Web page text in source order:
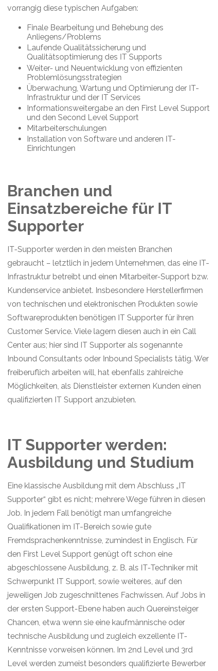
vorrangig diese typischen Aufgaben:
Finale Bearbeitung und Behebung des
Anliegens/Problems
Laufende Qualitätssicherung und
Qualitätsoptimierung des IT Supports
Weiter- und Neuentwicklung von effizienten
Problemlösungsstrategien
Überwachung, Wartung und Optimierung der IT-
Infrastruktur und der IT Services
Informationsweitergabe an den First Level Support
und den Second Level Support
Mitarbeiterschulungen
Installation von Software und anderen IT-
Einrichtungen
Branchen und
Einsatzbereiche für IT
Supporter
IT-Supporter werden in den meisten Branchen
gebraucht – letztlich in jedem Unternehmen, das eine IT-
Infrastruktur betreibt und einen Mitarbeiter-Support bzw.
Kundenservice anbietet. Insbesondere Herstellerfirmen
von technischen und elektronischen Produkten sowie
Softwareprodukten benötigen IT Supporter für ihren
Customer Service. Viele lagern diesen auch in ein Call
Center aus; hier sind IT Supporter als sogenannte
Inbound Consultants oder Inbound Specialists tätig. Wer
freiberuflich arbeiten will, hat ebenfalls zahlreiche
Möglichkeiten, als Dienstleister externen Kunden einen
qualifizierten IT Support anzubieten.
IT Supporter werden:
Ausbildung und Studium
Eine klassische Ausbildung mit dem Abschluss „IT
Supporter“ gibt es nicht; mehrere Wege führen in diesen
Job. In jedem Fall benötigt man umfangreiche
Qualifikationen im IT-Bereich sowie gute
Fremdsprachenkenntnisse, zumindest in Englisch. Für
den First Level Support genügt oft schon eine
abgeschlossene Ausbildung, z. B. als IT-Techniker mit
Schwerpunkt IT Support, sowie weiteres, auf den
jeweiligen Job zugeschnittenes Fachwissen. Auf Jobs in
der ersten Support-Ebene haben auch Quereinsteiger
Chancen, etwa wenn sie eine kaufmännische oder
technische Ausbildung und zugleich exzellente IT-
Kenntnisse vorweisen können. Im 2nd Level und 3rd
Level werden zumeist besonders qualifizierte Bewerber